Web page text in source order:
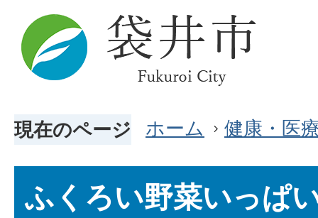
現在のページ ホーム 健康・医
ふくろい野菜いっぱ